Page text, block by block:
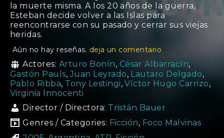
la muerte misma. A los 20 años de la guerra,
Esteban decide volver a las Islas para
reencontrarse con su pasado y cerrar sus viejas
heridas.
Aún no hay reseñas. deja un comentario
Actores: Arturo Bonín, César Albarracín,
Gastón Pauls,Juan Leyrado, Lautaro Delgado,
Pablo Ribba, Tony Lestingi,Víctor Hugo Carrizo,
Virginia Innocenti
Director / Directora: Tristán Bauer
Genres / Categories: Ficción, Foco Malvinas